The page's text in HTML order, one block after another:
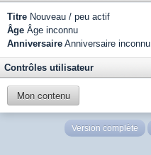
Titre Nouveau / peu actif
Âge Âge inconnu
Anniversaire Anniversaire inconnu
Contrôles utilisateur
Mon contenu
Version complète